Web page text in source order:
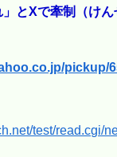
とXで牽制（けん
pickup/
test/read.cgi/